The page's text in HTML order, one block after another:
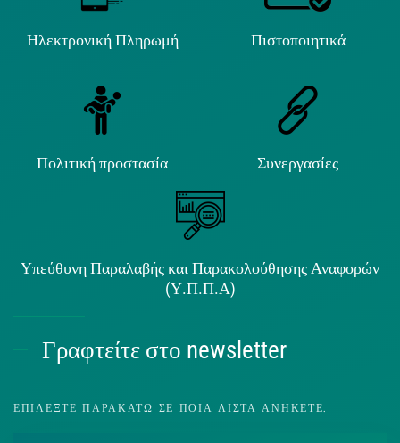
Ηλεκτρονική Πληρωμή Πιστοποιητικά
Πολιτική προστασία Συνεργασίες
Υπεύθυνη Παραλαβής και Παρακολούθησης Αναφορών
(Υ.Π.Π.Α)
Γραφτείτε στο newsletter
ΕΠΙΛΈΞΤΕ ΠΑΡΑΚΆΤΩ ΣΕ ΠΟΙΑ ΛΊΣΤΑ ΑΝΉΚΕΤΕ.